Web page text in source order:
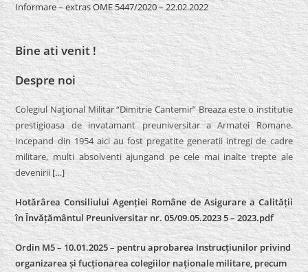
Informare – extras OME 5447/2020 – 22.02.2022
Bine ati venit !
Despre noi
Colegiul Naţional Militar “Dimitrie Cantemir” Breaza este o institutie
prestigioasa de invatamant preuniversitar a Armatei Romane.
Incepand din 1954 aici au fost pregatite generatii intregi de cadre
militare, multi absolventi ajungand pe cele mai inalte trepte ale
devenirii […]
Hotărârea Consiliului Agenției Române de Asigurare a Calității
în Învățământul Preuniversitar nr. 05/09.05.2023 5 – 2023.pdf
Ordin M5 – 10.01.2025 – pentru aprobarea Instrucțiunilor privind
organizarea și fucționarea colegiilor naționale militare, precum